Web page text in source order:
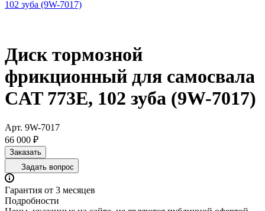
Диск тормозной
фрикционный для самосвала
CAT 773E, 102 зуба (9W-7017)
Арт. 9W-7017
66 000 ₽
Заказать
Задать вопрос
Гарантия от 3 месяцев
Подробности